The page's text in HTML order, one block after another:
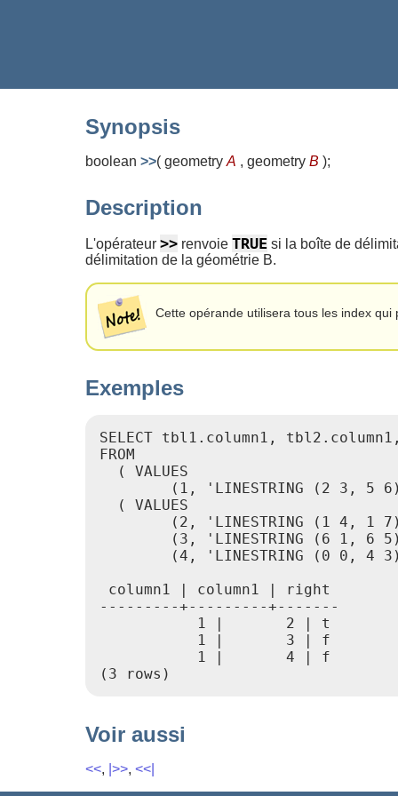
Synopsis
boolean >>( geometry A , geometry B );
Description
L'opérateur >> renvoie TRUE si la boîte de
délimitation de la géométrie B.
Cette opérande utilisera tous les index
Exemples
SELECT tbl1.column1,
FROM
  ( VALUES
(1, 'LINESTRING (2 3, 5
  ( VALUES
(2, 'LINESTRING (1 4, 1
(3, 'LINESTRING (6 1, 6
(4, 'LINESTRING (0 0, 4
column1 | column1 | right
---------+---------+-------
           1 |       2 | t
           1 |       3 | f
           1 |       4 | f
(3 rows)
Voir aussi
<<, |>>, <<|